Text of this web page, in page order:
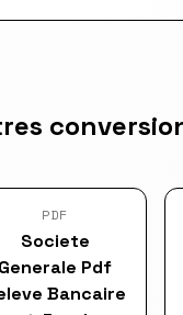
PDF
Societe
Generale Pdf
Bancaire